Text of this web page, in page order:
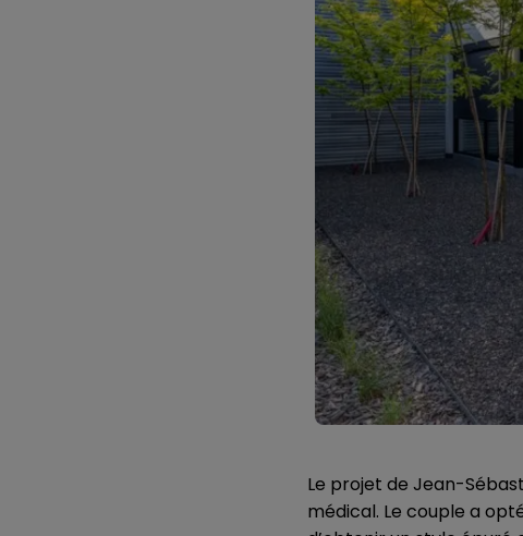
Le projet de Jean-
médical. Le couple a